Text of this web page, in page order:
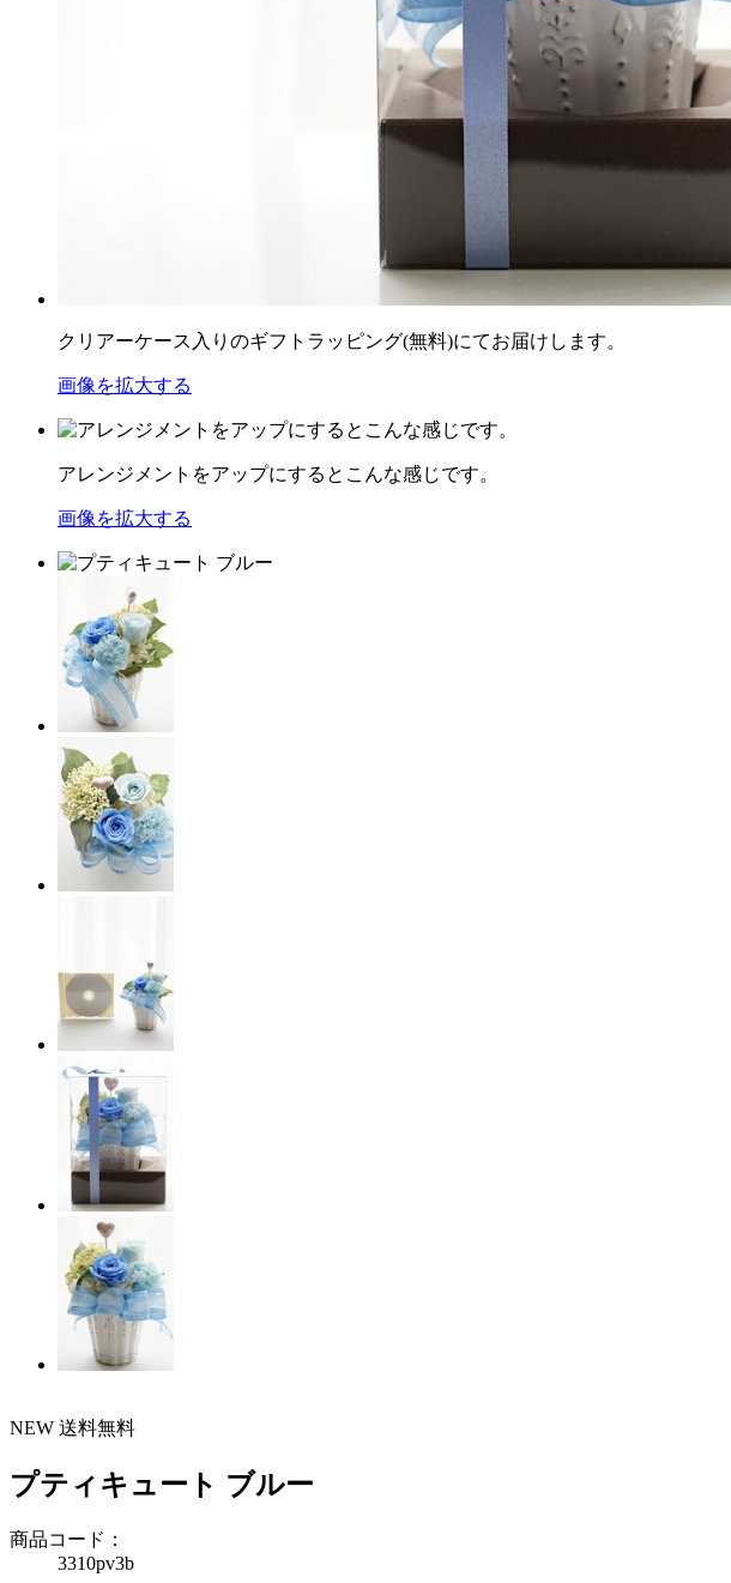
クリアーケース入りのギフトラッピング(無料)にてお届けします。
画像を拡大する
アレンジメントをアップにするとこんな感じです。
画像を拡大する
NEW 送料無料
プティキュート ブルー
商品コード：
3310pv3b